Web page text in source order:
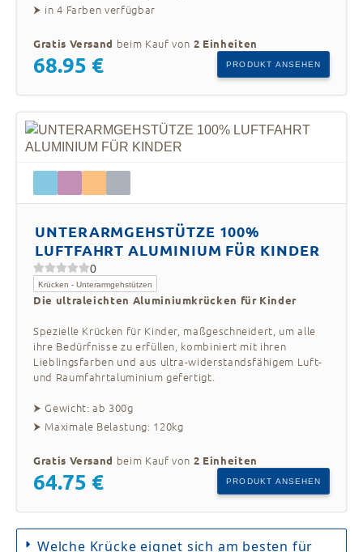
⮞ in 4 Farben verfügbar
Gratis Versand beim Kauf von 2 Einheiten
68.95 € PRODUKT ANSEHEN
UNTERARMGEHSTÜTZE 100%
LUFTFAHRT ALUMINIUM FÜR KINDER
0
Krücken - Unterarmgehstützen
Die ultraleichten Aluminiumkrücken für Kinder
Spezielle Krücken für Kinder, maßgeschneidert, um alle
ihre Bedürfnisse zu erfüllen, kombiniert mit ihren
Lieblingsfarben und aus ultra-widerstandsfähigem Luft-
und Raumfahrtaluminium gefertigt.
⮞ Gewicht: ab 300g
⮞ Maximale Belastung: 120kg
Gratis Versand beim Kauf von 2 Einheiten
64.75 € PRODUKT ANSEHEN
Welche Krücke eignet sich am besten für